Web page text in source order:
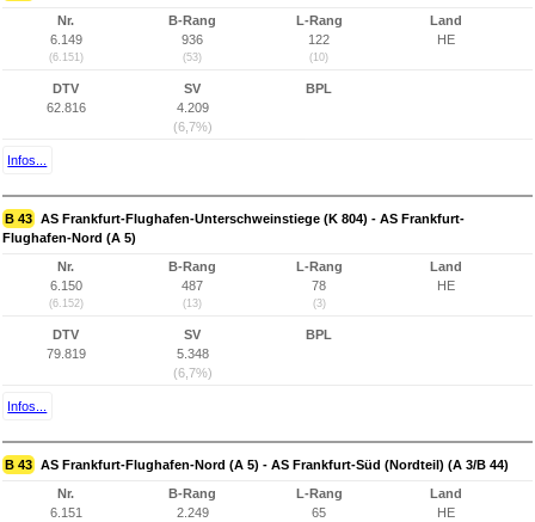
Nr.
6.149
(6.151)
B-Rang
936
(53)
L-Rang
122
(10)
Land
HE
DTV
62.816
SV
4.209
(6,7%)
BPL
Infos...
B 43 AS Frankfurt-Flughafen-Unterschweinstiege (K 804) - AS Frankfurt-
Flughafen-Nord (A 5)
Nr.
6.150
(6.152)
B-Rang
487
(13)
L-Rang
78
(3)
Land
HE
DTV
79.819
SV
5.348
(6,7%)
BPL
Infos...
B 43 AS Frankfurt-Flughafen-Nord (A 5) - AS Frankfurt-Süd (Nordteil) (A 3/B 44)
Nr.
6.151
B-Rang
2.249
L-Rang
65
Land
HE